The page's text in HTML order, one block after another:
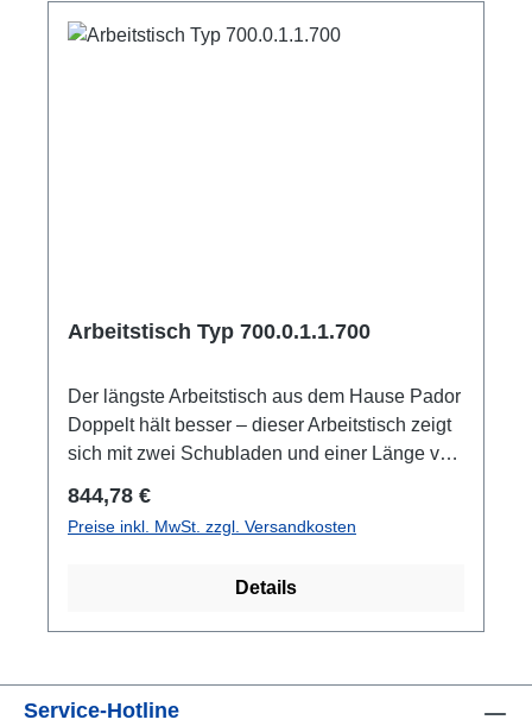
Arbeitstisch Typ 700.0.1.1.700
Der längste Arbeitstisch aus dem Hause Pador
Doppelt hält besser – dieser Arbeitstisch zeigt
sich mit zwei Schubladen und einer Länge von
Arbeitstisch suchen, der zugleich mit hoher
Qualität made in Germany punktet, dann ist
Arbeitstisch von Pador verfügt über zwei
Arbeiten übrig lassen. Die Schubladen aus
verzinktem Qualitätsblech tragen bis zu 70 Kg,
Regulärer Preis:
844,78 €
Preise inkl. MwSt. zzgl. Versandkosten
Details
Service-Hotline